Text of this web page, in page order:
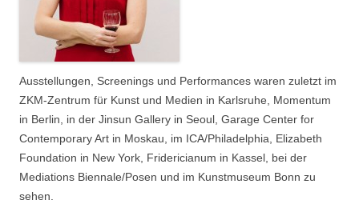
Ausstellungen, Screenings und Performances waren zuletzt im
ZKM-Zentrum für Kunst und Medien in Karlsruhe, Momentum
in Berlin, in der Jinsun Gallery in Seoul, Garage Center for
Contemporary Art in Moskau, im ICA/Philadelphia, Elizabeth
Foundation in New York, Fridericianum in Kassel, bei der
Mediations Biennale/Posen und im Kunstmuseum Bonn zu
sehen.